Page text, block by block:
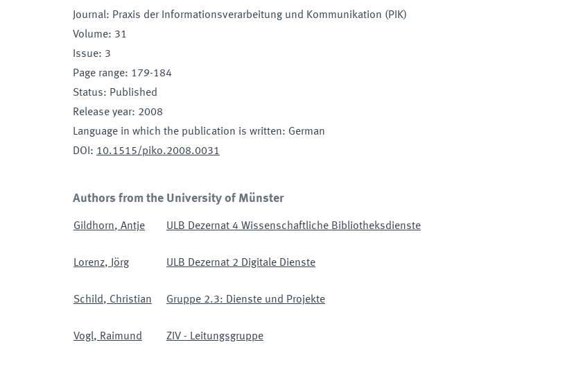
Journal: Praxis der Informationsverarbeitung und Kommunikation (PIK)
Volume: 31
Issue: 3
Page range: 179-184
Status: Published
Release year: 2008
Language in which the publication is written: German
DOI : 10.1515/piko.2008.0031
Authors from the University of Münster
Gildhorn, Antje ULB Dezernat 4 Wissenschaftliche Bibliotheksdienste
Lorenz, Jörg ULB Dezernat 2 Digitale Dienste
Schild, Christian Gruppe 2.3: Dienste und Projekte
Vogl, Raimund ZIV - Leitungsgruppe